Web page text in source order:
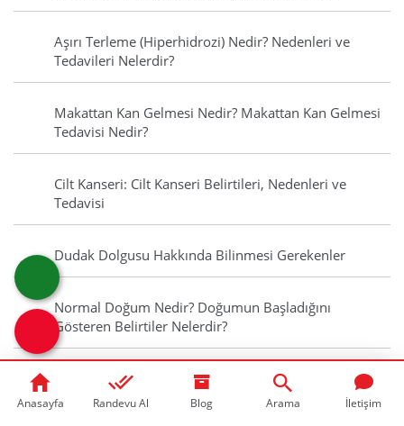
Aşırı Terleme (Hiperhidrozi) Nedir? Nedenleri ve
Tedavileri Nelerdir?
Makattan Kan Gelmesi Nedir? Makattan Kan Gelmesi
Tedavisi Nedir?
Cilt Kanseri: Cilt Kanseri Belirtileri, Nedenleri ve
Tedavisi
Dudak Dolgusu Hakkında Bilinmesi Gerekenler
Normal Doğum Nedir? Doğumun Başladığını
Gösteren Belirtiler Nelerdir?
Bel Ağrısına Ne İyi Gelir? Evde Yapabileceğiniz 10
Basit İşlem
Anasayfa Randevu Al Blog Arama İletişim